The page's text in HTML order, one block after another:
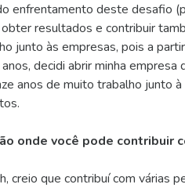
enfrentamento deste desafio
resultados e contribuir
junto às empresas, pois a
decidi abrir minha
anos de muito trabalho junto
onde você pode contribuir
creio que contribuí com várias